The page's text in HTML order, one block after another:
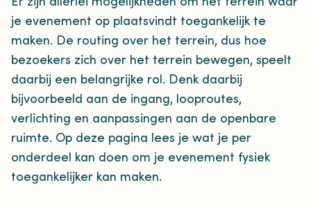
je evenement op plaatsvindt toegankelijk te
maken. De routing over het terrein, dus hoe
bezoekers zich over het terrein bewegen, speelt
daarbij een belangrijke rol. Denk daarbij
bijvoorbeeld aan de ingang, looproutes,
verlichting en aanpassingen aan de openbare
ruimte. Op deze pagina lees je wat je per
onderdeel kan doen om je evenement fysiek
toegankelijker kan maken.